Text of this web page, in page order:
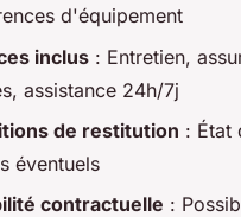
d'équipement
inclus : Entretien,
assistance 24h/7j
de restitution : État
éventuels
contractuelle :